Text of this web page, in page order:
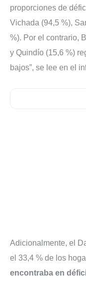
proporciones de
Vichada (94,5 %),
%). Por el contrario,
y Quindío (15,6 %)
bajos”, se lee en el
Adicionalmente, el
el 33,4 % de los
encontraba en